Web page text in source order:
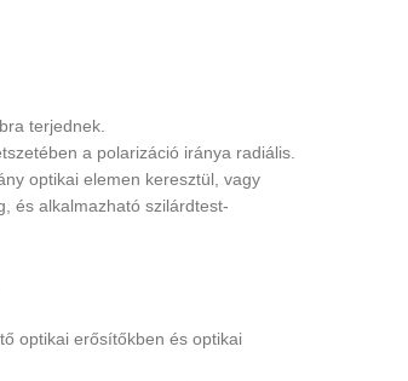
terjednek.
a polarizáció iránya radiális.
optikai elemen keresztül, vagy
és alkalmazható szilárdtest-
optikai erősítőkben és optikai